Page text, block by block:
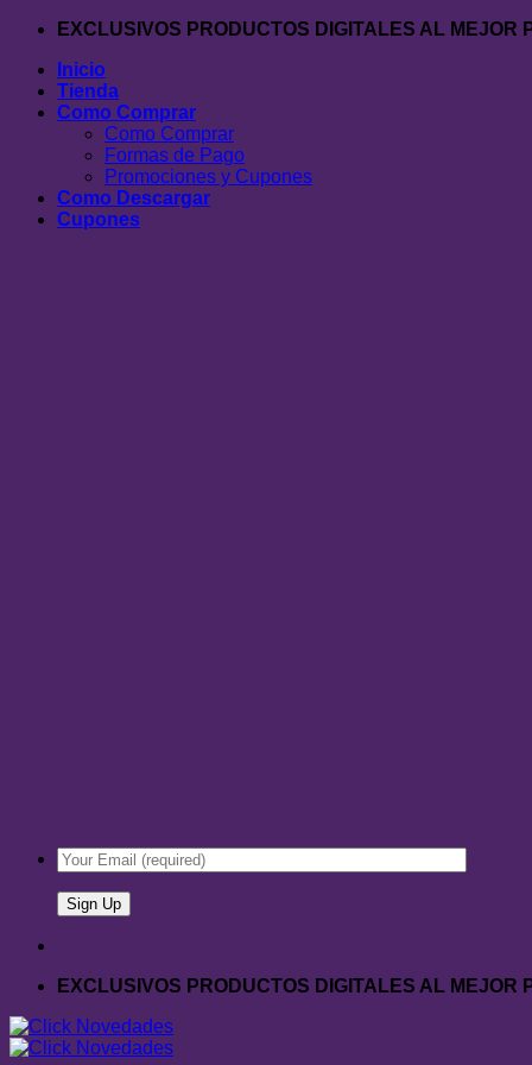
Saltar
contenido
EXCLUSIVOS PRODUCTOS DIGITALES AL MEJOR
Inicio
Tienda
Como Comprar
Como Comprar
Formas de Pago
Promociones y Cupones
Como Descargar
Cupones
EXCLUSIVOS PRODUCTOS DIGITALES AL MEJOR